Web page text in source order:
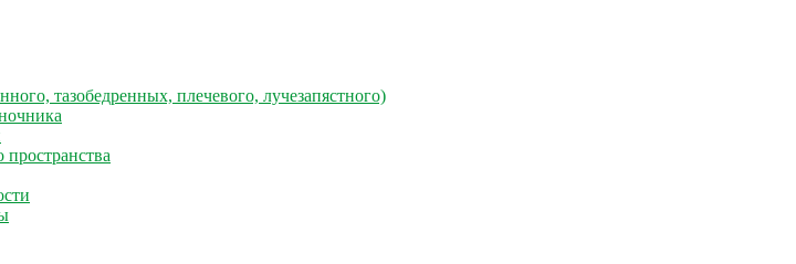
тазобедренных, плечевого, лучезапястного)